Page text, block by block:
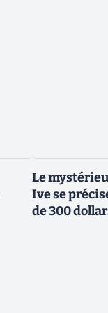
Le
Ive se
de 300